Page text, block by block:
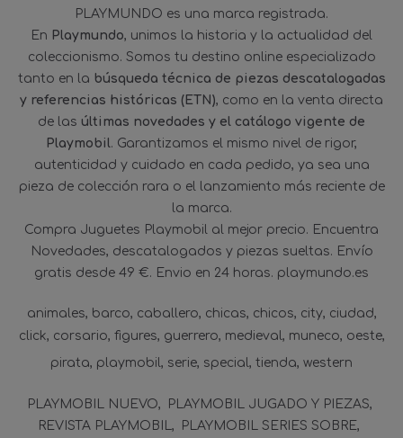
PLAYMUNDO es una marca registrada.
En Playmundo, unimos la historia y la actualidad del
coleccionismo. Somos tu destino online especializado
tanto en la búsqueda técnica de piezas descatalogadas
y referencias históricas (ETN), como en la venta directa
de las últimas novedades y el catálogo vigente de
Playmobil. Garantizamos el mismo nivel de rigor,
autenticidad y cuidado en cada pedido, ya sea una
pieza de colección rara o el lanzamiento más reciente de
la marca.
Compra Juguetes Playmobil al mejor precio. Encuentra
Novedades, descatalogados y piezas sueltas. Envío
gratis desde 49 €. Envio en 24 horas. playmundo.es
animales barco caballero chicas chicos city ciudad
click corsario figures guerrero medieval muneco oeste
pirata playmobil serie special tienda western
PLAYMOBIL NUEVO
PLAYMOBIL JUGADO Y PIEZAS
REVISTA PLAYMOBIL
PLAYMOBIL SERIES SOBRE